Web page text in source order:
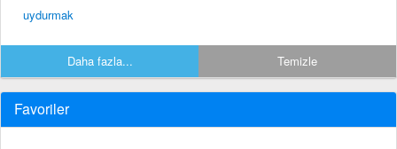
uydurmak
Daha fazla... Temizle
Favoriler